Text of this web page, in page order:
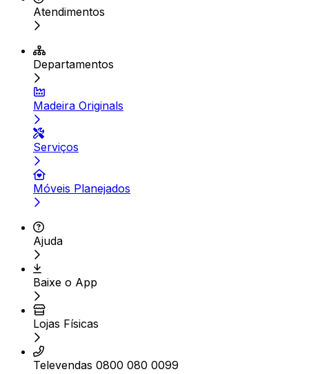
Atendimentos
Departamentos
Madeira Originals
Serviços
Móveis Planejados
Ajuda
Baixe o App
Lojas Físicas
Televendas 0800 080 0099